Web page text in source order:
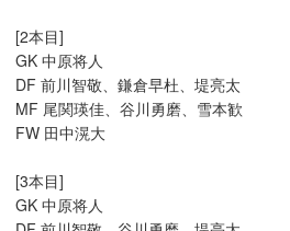
[2本目]
GK 中原将人
DF 前川智敬、鎌倉早杜、堤亮太
MF 尾関瑛佳、谷川勇磨、雪本歓
FW 田中滉大
[3本目]
GK 中原将人